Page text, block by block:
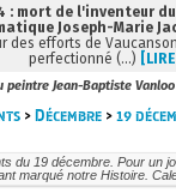
peintre Jean-Baptiste Vanloo
>Décembre >19
du 19 décembre. Pour un
marqué notre Histoire.
: mort de l'inventeur
Joseph-Marie
des efforts de
perfectionné (…)